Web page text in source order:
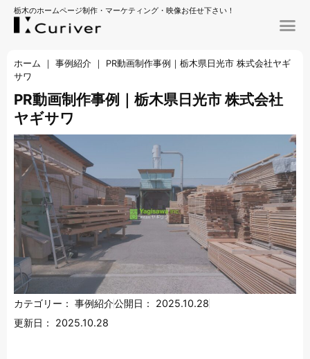
栃木のホームページ制作・マーケティング・映像お任せ下さい！
ホーム ｜ 事例紹介 ｜
PR動画制作事例｜栃木県日光市 株式会社ヤギ
サワ
PR動画制作事例｜栃木県日光市 株式会社
ヤギサワ
カテゴリー： 事例紹介公開日：
2025.10.28
更新日：
2025.10.28